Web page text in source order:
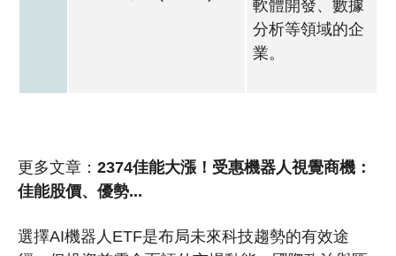
軟體開發、數據
分析等領域的企
業。
更多文章： 2374佳能大漲！受惠機器人視覺商機：
佳能股價、優勢...
選擇AI機器人ETF是布局未來科技趨勢的有效途